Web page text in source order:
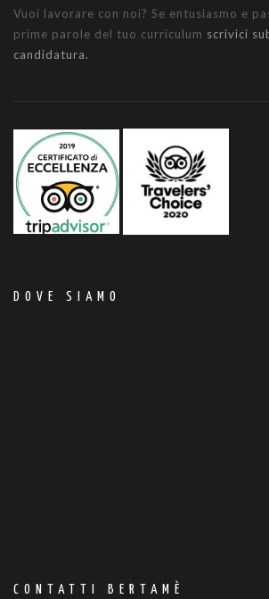
Vuoi lavorare con noi? Se entusiasmo e
prime parole del tuo curriculum scrivici
candidatura.
DOVE SIAMO
CONTATTI BERTAMÈ